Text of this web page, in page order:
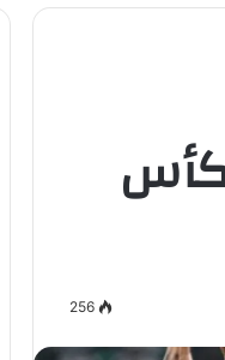
كأس
256